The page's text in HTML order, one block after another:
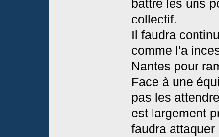
battre les uns
collectif.
Il faudra
comme l'a
Nantes pour
Face à une
pas les
est largement
faudra